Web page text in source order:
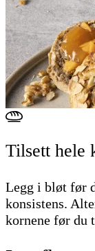
Tilsett hele
Legg i bløt før
konsistens.
kornene før du